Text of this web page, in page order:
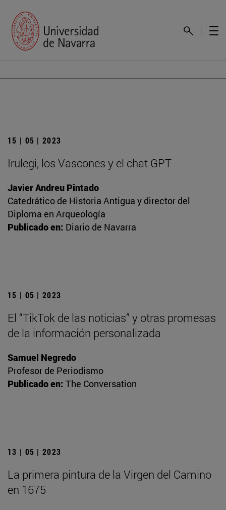
15 | 05 | 2023
Irulegi, los Vascones y el chat GPT
Javier Andreu Pintado
Catedrático de Historia Antigua y director del
Diploma en Arqueología
Publicado en: Diario de Navarra
15 | 05 | 2023
El “TikTok de las noticias” y otras promesas
de la información personalizada
Samuel Negredo
Profesor de Periodismo
Publicado en: The Conversation
13 | 05 | 2023
La primera pintura de la Virgen del Camino
en 1675